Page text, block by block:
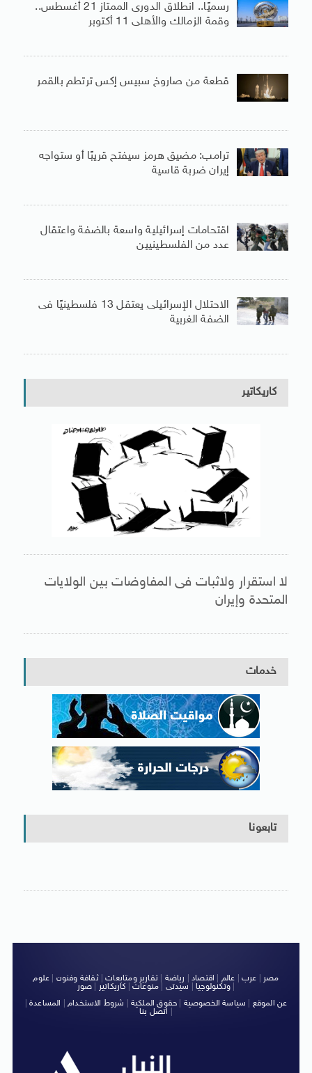
رسميًا.. انطلاق الدورى الممتاز 21 أغسطس..
وقمة الزمالك والأهلى 11 أكتوبر
قطعة من صاروخ سبيس إكس ترتطم بالقمر
ترامب: مضيق هرمز سيفتح قريبًا أو ستواجه
إيران ضربة قاسية
اقتحامات إسرائيلية واسعة بالضفة واعتقال
عدد من الفلسطينيين
الاحتلال الإسرائيلى يعتقل 13 فلسطينيًا فى
الضفة الغربية
كاريكاتير
لا استقرار ولاثبات فى المفاوضات بين الولايات
المتحدة وإيران
خدمات
تابعونا
مصر عرب عالم اقتصاد رياضة |تقارير ومتابعات|ثقافة وفنون
علوم
وتكنولوجيا| سيدتى منوعات كاريكاتير صور
|
عن الموقع
سياسة الخصوصية حقوق الملكية شروط الاستخدام| المساعدة|
اتصل بنا